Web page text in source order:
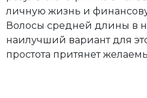
личную жизнь и
Волосы средней длины в
наилучший вариант для
простота притянет